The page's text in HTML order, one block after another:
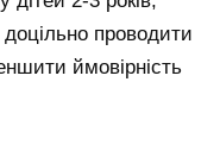
проводити
ймовірність